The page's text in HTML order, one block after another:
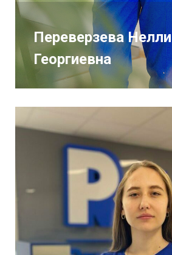
Переверзева Нелли
Георгиевна